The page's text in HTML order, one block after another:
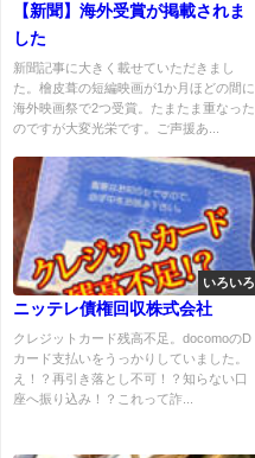
【新聞】海外受賞が掲載されま
した
新聞記事に大きく載せていただきまし
た。檜皮葺の短編映画が1か月ほどの間に
海外映画祭で2つ受賞。たまたま重なった
のですが大変光栄です。ご声援あ...
いろいろ
ニッテレ債権回収株式会社
クレジットカード残高不足。docomoのD
カード支払いをうっかりしていました。
え！？再引き落とし不可！？知らない口
座へ振り込み！？これって詐...